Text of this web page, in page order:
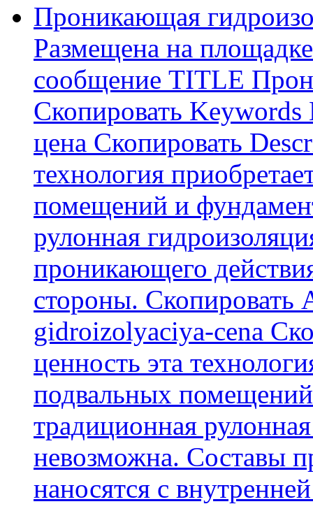
Проникающая
Размещена на
сообщение TITLE
Скопировать
цена Скопировать
технология
помещений и
рулонная
проникающего
стороны. Скопировать
gidroizolyaciya-cena
ценность эта
подвальных
традиционная
невозможна. Составы
наносятся с